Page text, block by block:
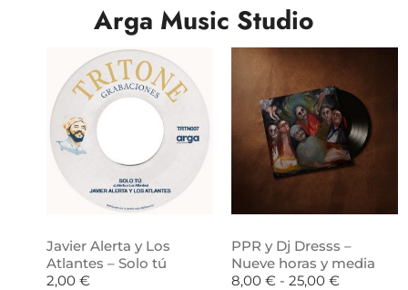
Arga Music Studio
Javier Alerta y Los
Atlantes – Solo tú
2,00 €
PPR y Dj Dresss –
Nueve horas y media
8,00 € - 25,00 €